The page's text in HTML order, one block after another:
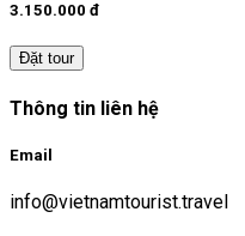
3.150.000 đ
Đặt tour
Thông tin liên hệ
Email
info@vietnamtourist.travel